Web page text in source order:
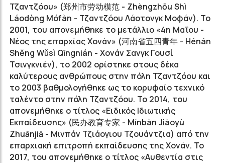
Τζαντζόου» (郑州市劳动模范 - Zhèngzhōu Shì
Láodòng Mófàn - Τζαντζόου Λάοτονγκ Μοφάν). Το
2001, του απονεμήθηκε το μετάλλιο «4η Μαΐου -
Νέος της επαρχίας Χονάν» (河南省五四青年 - Hénán
Shěng Wǔsì Qīngnián - Χονάν Σανγκ Γουσί
Τσινγκνιέν), το 2002 ορίστηκε στους δέκα
καλύτερους ανθρώπους στην πόλη Τζαντζόου και
το 2003 βαθμολογήθηκε ως το κορυφαίο τεχνικό
ταλέντο στην πόλη Τζαντζόου. Το 2014, του
απονεμήθηκε ο τίτλος «Ειδικός Ιδιωτικής
Εκπαίδευσης» (民办教育专家 - Mínbàn Jiàoyù
Zhuānjiā - Μινπάν Τζιάογιου Τζουάντζια) από την
επαρχιακή επιτροπή εκπαίδευσης της Χονάν. Το
2017, του απονεμήθηκε ο τίτλος «Αυθεντία στις